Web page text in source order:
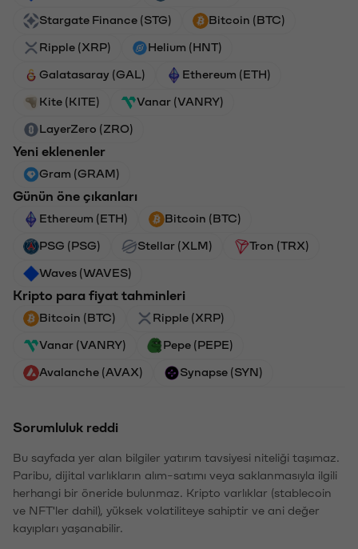
Stargate Finance (STG) Bitcoin (BTC)
Ripple (XRP) Helium (HNT)
Galatasaray (GAL) Ethereum (ETH)
Kite (KITE) Vanar (VANRY)
LayerZero (ZRO)
Yeni eklenenler
Gram (GRAM)
Günün öne çıkanları
Ethereum (ETH) Bitcoin (BTC)
PSG (PSG) Stellar (XLM) Tron (TRX)
Waves (WAVES)
Kripto para fiyat tahminleri
Bitcoin (BTC) Ripple (XRP)
Vanar (VANRY) Pepe (PEPE)
Avalanche (AVAX) Synapse (SYN)
Sorumluluk reddi
Bu sayfada yer alan bilgiler yatırım tavsiyesi niteliği taşımaz.
Paribu, dijital varlıkların alım-satımı veya saklanmasıyla ilgili
herhangi bir öneride bulunmaz. Kripto varlıklar (stablecoin
ve NFT'ler dahil), yüksek volatiliteye sahiptir ve ani değer
kayıpları yaşanabilir.